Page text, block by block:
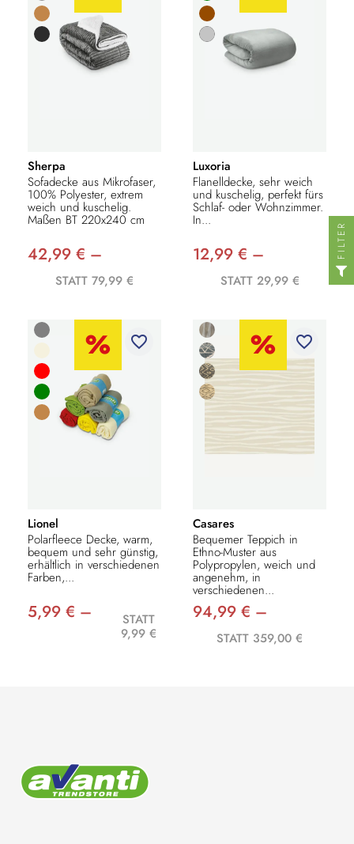
Sherpa
Sofadecke aus Mikrofaser,
100% Polyester, extrem
weich und kuschelig.
Maßen BT 220x240 cm
42,99 € –
STATT 79,99 €
Luxoria
Flanelldecke, sehr weich
und kuschelig, perfekt fürs
Schlaf- oder Wohnzimmer.
In...
12,99 € –
STATT 29,99 €
favorite_border
Lionel
Polarfleece Decke, warm,
bequem und sehr günstig,
erhältlich in verschiedenen
Farben,...
5,99 € –
STATT
9,99 €
favorite_border
Casares
Bequemer Teppich in
Ethno-Muster aus
Polypropylen, weich und
angenehm, in
verschiedenen...
94,99 € –
STATT 359,00 €
FILTER